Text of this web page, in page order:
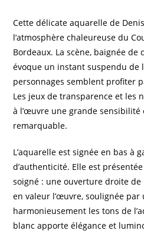
Cette délicate aquarelle de
l’atmosphère chaleureuse du
Bordeaux. La scène, baignée
évoque un instant suspendu de
personnages semblent profiter
Les jeux de transparence et les
à l’œuvre une grande
remarquable.
L’aquarelle est signée en bas à
d’authenticité. Elle est
soigné : une ouverture droite
en valeur l’œuvre, soulignée
harmonieusement les tons de
blanc apporte élégance et